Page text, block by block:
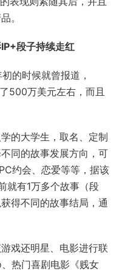
。
段子持续走红
的时候就曾报道，
500万美元左右，而且
的大学生，取名、定制
同的故事发展方向，可
约会、恋爱等等，据该
就有1万多个故事（段
得不同的故事结局，通
戏还明星、电影进行联
热门喜剧电影《贱女